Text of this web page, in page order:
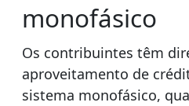
monofásico
Os contribuintes têm
aproveitamento de
sistema monofásico,